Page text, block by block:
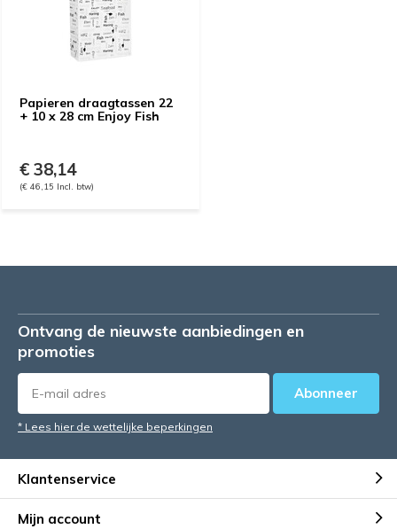
Papieren draagtassen 22
+ 10 x 28 cm Enjoy Fish
€ 38,14
(€ 46,15 Incl. btw)
Ontvang de nieuwste aanbiedingen en
promoties
Abonneer
* Lees hier de wettelijke beperkingen
Klantenservice
Mijn account